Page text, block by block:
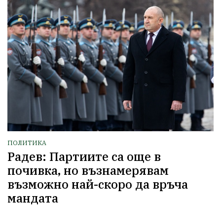
ПОЛИТИКА
Радев: Партиите са още в
почивка, но възнамерявам
възможно най-скоро да връча
мандата